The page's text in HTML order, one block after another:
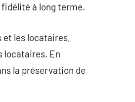
à long terme.
les locataires,
locataires. En
la préservation de